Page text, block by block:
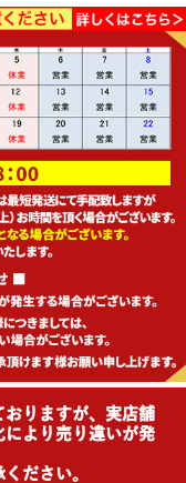
おりますが、実店舗
により売り違いが発
ださい。